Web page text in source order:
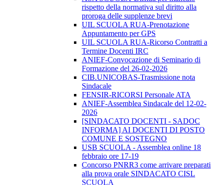
rispetto della normativa sul diritto alla
proroga delle supplenze brevi
UIL SCUOLA RUA-Prenotazione
Appuntamento per GPS
UIL SCUOLA RUA-Ricorso Contratti a
Termine Docenti IRC
ANIEF-Convocazione di Seminario di
Formazione del 26-02-2026
CIB.UNICOBAS-Trasmissione nota
Sindacale
FENSIR-RICORSI Personale ATA
ANIEF-Assemblea Sindacale del 12-02-
2026
[SINDACATO DOCENTI - SADOC
INFORMA] AI DOCENTI DI POSTO
COMUNE E SOSTEGNO
USB SCUOLA - Assemblea online 18
febbraio ore 17-19
Concorso PNRR3 come arrivare preparati
alla prova orale SINDACATO CISL
SCUOLA